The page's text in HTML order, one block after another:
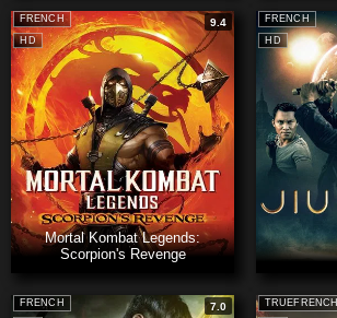
HD
FRENCH 9.4
Mortal Kombat Legends:
Scorpion's Revenge
HD
FRENCH
FRENCH 7.0 TRUEFRENCH